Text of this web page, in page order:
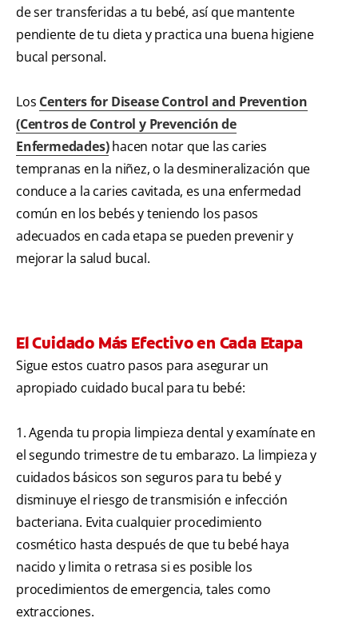
de ser transferidas a tu bebé, así que mantente
pendiente de tu dieta y practica una buena higiene
bucal personal.
Los Centers for Disease Control and Prevention
(Centros de Control y Prevención de
Enfermedades)hacen notar que las caries
tempranas en la niñez, o la desmineralización que
conduce a la caries cavitada, es una enfermedad
común en los bebés y teniendo los pasos
adecuados en cada etapa se pueden prevenir y
mejorar la salud bucal.
El Cuidado Más Efectivo en Cada Etapa
Sigue estos cuatro pasos para asegurar un
apropiado cuidado bucal para tu bebé:
1. Agenda tu propia limpieza dental y examínate en
el segundo trimestre de tu embarazo. La limpieza y
cuidados básicos son seguros para tu bebé y
disminuye el riesgo de transmisión e infección
bacteriana. Evita cualquier procedimiento
cosmético hasta después de que tu bebé haya
nacido y limita o retrasa si es posible los
procedimientos de emergencia, tales como
extracciones.